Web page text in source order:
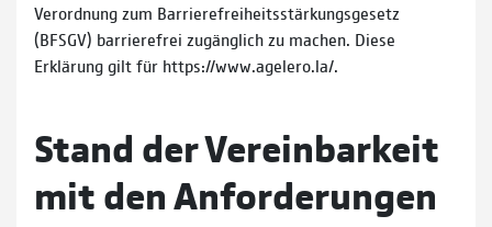
Verordnung zum Barrierefreiheitsstärkungsgesetz
(BFSGV) barrierefrei zugänglich zu machen. Diese
Erklärung gilt für https://www.agelero.la/.
Stand der Vereinbarkeit
mit den Anforderungen